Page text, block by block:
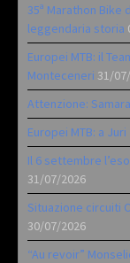
35ª Marathon Bike
leggendaria storia
Europei MTB: il
Monteceneri 31/
Attenzione:
Europei MTB: a
Il 6 settembre
31/07/2026
Situazione circuiti
30/07/2026
“Au revoir”